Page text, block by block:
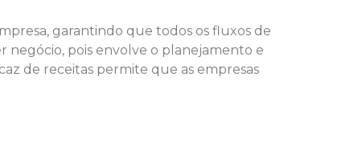
garantindo que todos os fluxos de
negócio, pois envolve o planejamento e
de receitas permite que as empresas